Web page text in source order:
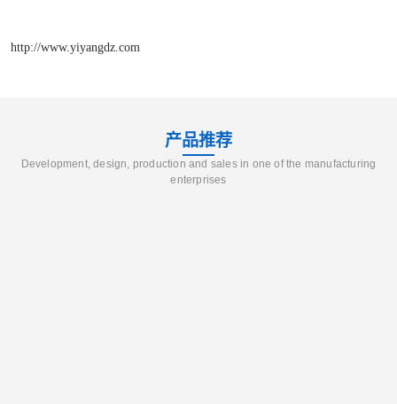
http://www.yiyangdz.com
产品推荐
Development, design, production and sales in one of the manufacturing
enterprises